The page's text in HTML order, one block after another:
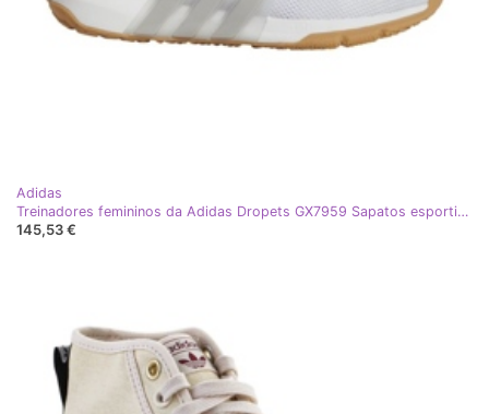
Adidas
Treinadores femininos da Adidas Dropets GX7959 Sapatos esportivos brancos
145,53 €